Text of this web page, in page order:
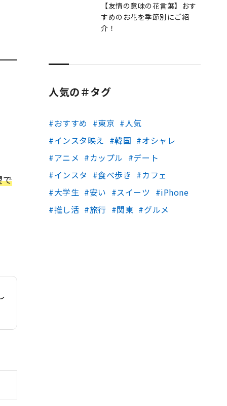
で
【友情の意味の花言葉】おす
すめのお花を季節別にご紹
介！
人気の＃タグ
おすすめ 東京
人気
インスタ映え
韓国
オシャレ
アニメ
カップル
デート
インスタ
食べ歩き
カフェ
大学生
安い スイーツ
iPhone
推し活
旅行 関東 グルメ